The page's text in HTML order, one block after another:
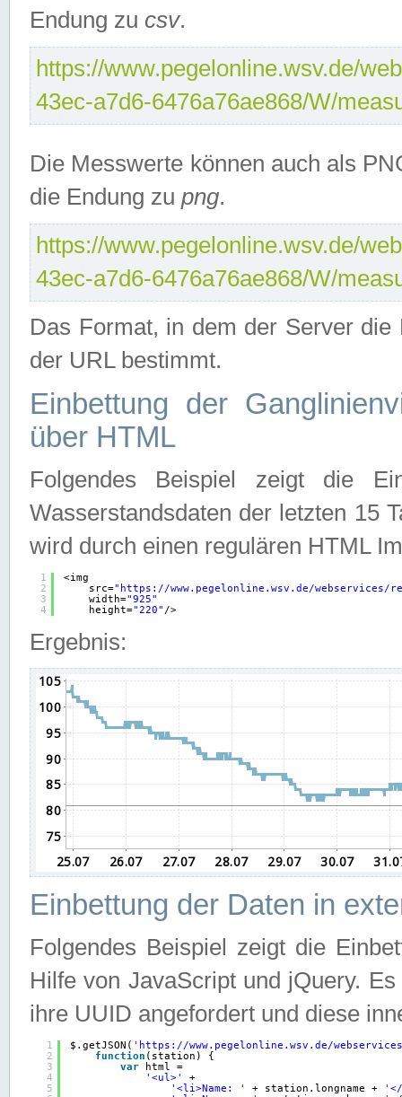
Endung zu csv.
https://www.pegelonline.wsv.de/
43ec-a7d6-6476a76ae868/W/
Die Messwerte können auch als
die Endung zu png.
https://www.pegelonline.wsv.de/
43ec-a7d6-6476a76ae868/W/
Das Format, in dem der Server
der URL bestimmt.
Einbettung der
über HTML
Folgendes Beispiel zeigt die
Wasserstandsdaten der letzten 15
wird durch einen regulären HTML
1
2
3
4
<img
src=" https://www.pegelonline.wsv.de/webservices/
width="925"
height="220" />
Ergebnis:
Einbettung der Daten in
Folgendes Beispiel zeigt die
Hilfe von JavaScript und jQuery.
ihre UUID angefordert und diese
1
2
3
4
5
$.getJSON( ' https://www.pegelonline.wsv.de/
function (station) {
var
html =
'<ul>'
+
'<li>Name: '
+ station.longname +